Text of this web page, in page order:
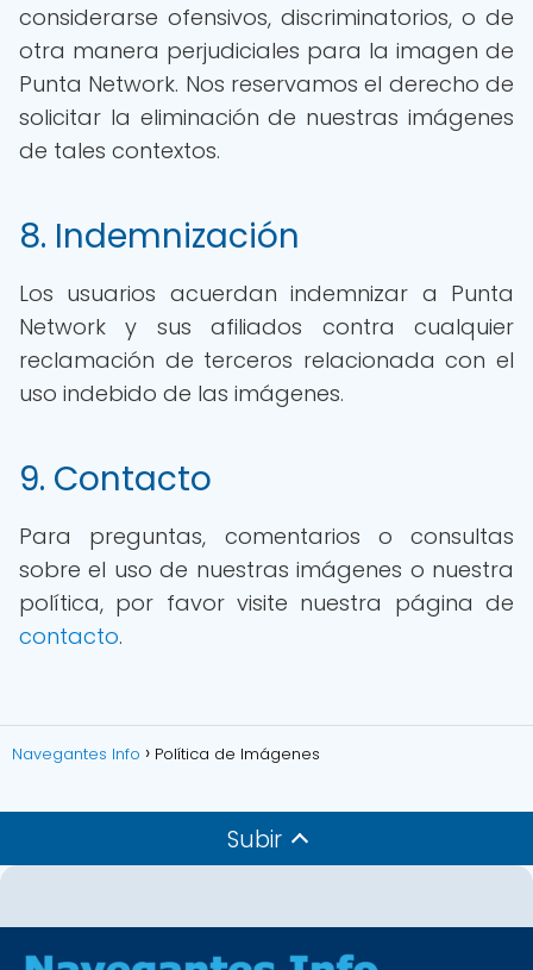
considerarse ofensivos, discriminatorios, o de
otra manera perjudiciales para la imagen de
Punta Network. Nos reservamos el derecho de
solicitar la eliminación de nuestras imágenes
de tales contextos.
8. Indemnización
Los usuarios acuerdan indemnizar a Punta
Network y sus afiliados contra cualquier
reclamación de terceros relacionada con el
uso indebido de las imágenes.
9. Contacto
Para preguntas, comentarios o consultas
sobre el uso de nuestras imágenes o nuestra
política, por favor visite nuestra página de
contacto.
Navegantes Info Política de Imágenes
Subir